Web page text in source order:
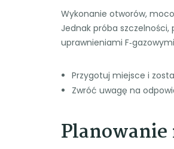
Wykonanie otworów,
Jednak próba
uprawnieniami
Przygotuj miejsce i
Zwróć uwagę na